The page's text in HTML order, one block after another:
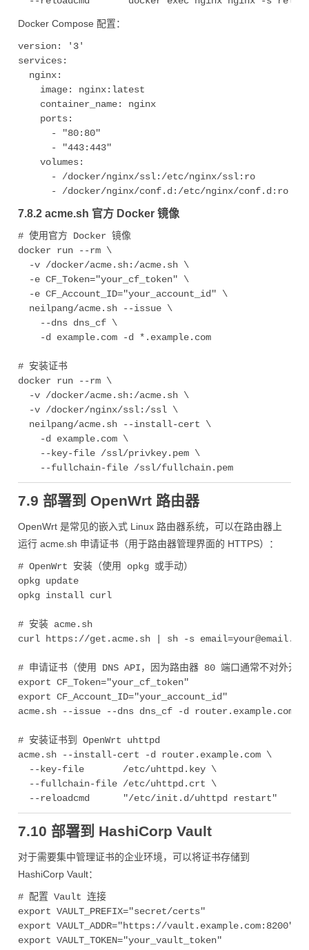
Docker Compose 配置：
version: '3'
services:
  nginx:
    image: nginx:latest
    container_name: nginx
    ports:
      - "80:80"
      - "443:443"
    volumes:
      - /docker/nginx/ssl:/etc/nginx/ssl:ro
7.8.2 acme.sh 官方 Docker 镜像
# 使用官方 Docker 镜像
docker run --rm \
  -v /docker/acme.sh:/acme.sh \
  -e CF_Token="your_cf_token" \
  -e CF_Account_ID="your_account_id" \
  neilpang/acme.sh --issue \
    --dns dns_cf \
    -d example.com -d *.example.com
# 安装证书
docker run --rm \
  -v /docker/acme.sh:/acme.sh \
  -v /docker/nginx/ssl:/ssl \
  neilpang/acme.sh --install-cert \
    -d example.com \
    --key-file /ssl/privkey.pem \
7.9 部署到 OpenWrt 路由器
OpenWrt 是常见的嵌入式 Linux 路由器系统，可以在路由器上
运行 acme.sh 申请证书（用于路由器管理界面的 HTTPS）：
# OpenWrt 安装（使用 opkg 或手动）
opkg update
opkg install curl
# 安装 acme.sh
curl https://get.acme.sh | sh -s
# 申请证书（使用 DNS API，因为路由器 80 端口通常不对外开放
export CF_Token="your_cf_token"
export CF_Account_ID="your_account_id"
acme.sh --issue --dns dns_cf -d router.example.com
# 安装证书到 OpenWrt uhttpd
acme.sh --install-cert -d router.example.com \
  --key-file       /etc/uhttpd.key \
  --fullchain-file /etc/uhttpd.crt \
7.10 部署到 HashiCorp Vault
对于需要集中管理证书的企业环境，可以将证书存储到
HashiCorp Vault：
# 配置 Vault 连接
export VAULT_PREFIX="secret/certs"
export VAULT_ADDR="https://vault.example.com:8200"
export VAULT_TOKEN="your_vault_token"